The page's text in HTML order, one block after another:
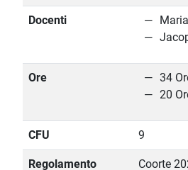
Docenti
Ore
34
20
CFU 9
Regolamento Coorte